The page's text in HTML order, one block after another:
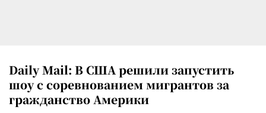
Daily Mail: В США решили запустить
шоу с соревнованием мигрантов за
гражданство Америки